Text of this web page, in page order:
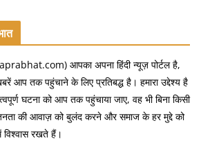
आपका अपना हिंदी न्यूज़ पोर्टल है,
आप तक पहुंचाने के लिए प्रतिबद्ध है। हमारा उद्देश्य है
घटना को आप तक पहुंचाया जाए, वह भी बिना किसी
की आवाज़ को बुलंद करने और समाज के हर मुद्दे को
रखते हैं।